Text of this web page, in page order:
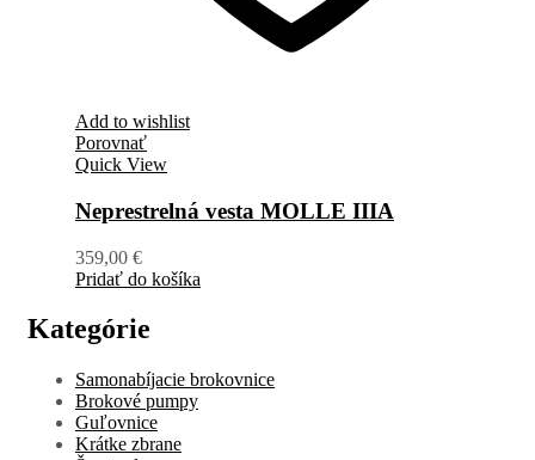
Add to wishlist
Porovnať
Quick View
Neprestrelná vesta MOLLE IIIA
359,00 €
Pridať do košíka
Kategórie
Samonabíjacie brokovnice
Brokové pumpy
Guľovnice
Krátke zbrane